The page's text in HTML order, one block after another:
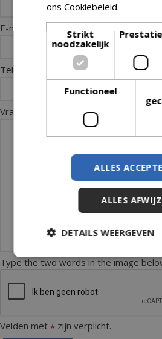
E-mailadres:
Telefoonnummer:*
Vraag of opmerking:*
Type the two words in the image
Velden met * zijn verplicht.
ons Cookiebeleid.
Strikt
noodzakelijk
Prestatie
Functioneel
ALLES
ALLES
DETAILS WEERGEVEN